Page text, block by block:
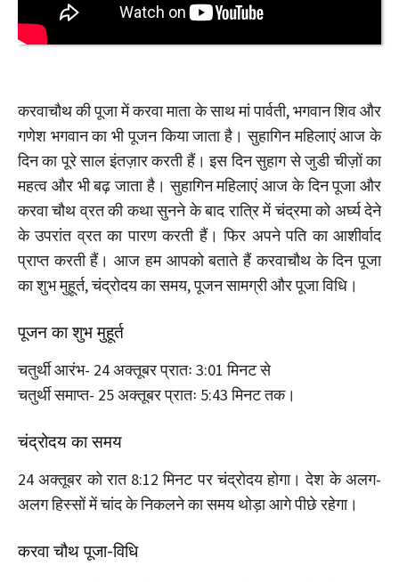
करवाचौथ की पूजा में करवा माता के साथ मां पार्वती, भगवान शिव और
गणेश भगवान का भी पूजन किया जाता है। सुहागिन महिलाएं आज के
दिन का पूरे साल इंतज़ार करती हैं। इस दिन सुहाग से जुडी चीज़ों का
महत्व और भी बढ़ जाता है। सुहागिन महिलाएं आज के दिन पूजा और
करवा चौथ व्रत की कथा सुनने के बाद रात्रि में चंद्रमा को अर्घ्य देने
के उपरांत व्रत का पारण करती हैं। फिर अपने पति का आशीर्वाद
प्राप्त करती हैं। आज हम आपको बताते हैं करवाचौथ के दिन पूजा
का शुभ मुहूर्त, चंद्रोदय का समय, पूजन सामग्री और पूजा विधि।
पूजन का शुभ मुहूर्त
चतुर्थी आरंभ- 24 अक्तूबर प्रातः 3:01 मिनट से
चतुर्थी समाप्त- 25 अक्तूबर प्रातः 5:43 मिनट तक।
चंद्रोदय का समय
24 अक्तूबर को रात 8:12 मिनट पर चंद्रोदय होगा। देश के अलग-
अलग हिस्सों में चांद के निकलने का समय थोड़ा आगे पीछे रहेगा।
करवा चौथ पूजा-विधि